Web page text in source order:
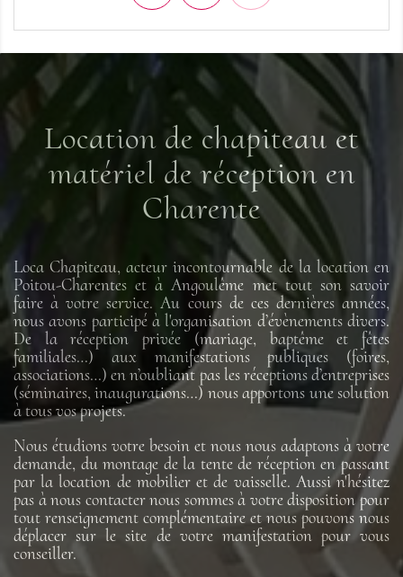
Location de chapiteau et
matériel de réception en
Charente
Loca Chapiteau, acteur incontournable de la location en
Poitou-Charentes et à Angoulême met tout son savoir
faire à votre service. Au cours de ces dernières années,
nous avons participé à l'organisation d’évènements divers.
De la réception privée (mariage, baptême et fêtes
familiales…) aux manifestations publiques (foires,
associations…) en n’oubliant pas les réceptions d’entreprises
(séminaires, inaugurations…) nous apportons une solution
à tous vos projets.
Nous étudions votre besoin et nous nous adaptons à votre
demande, du montage de la tente de réception en passant
par la location de mobilier et de vaisselle. Aussi n'hésitez
pas à nous contacter nous sommes à votre disposition pour
tout renseignement complémentaire et nous pouvons nous
déplacer sur le site de votre manifestation pour vous
conseiller.